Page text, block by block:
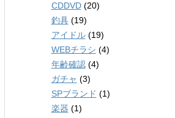
CDDVD(20)
釣具(19)
アイドル(19)
WEBチラシ (4)
年齢確認(4)
ガチャ (3)
SPブランド (1)
楽器 (1)